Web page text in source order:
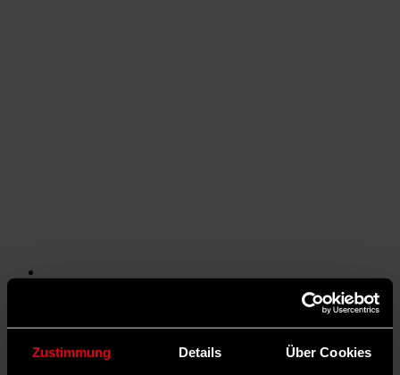
Zustimmung Details Über Cookies
Teilen 0 Kommentare Dark Mode